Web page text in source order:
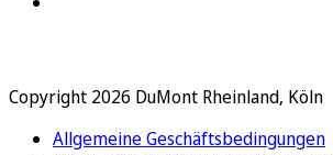
Copyright 2026 DuMont Rheinland, Köln
Allgemeine Geschäftsbedingungen